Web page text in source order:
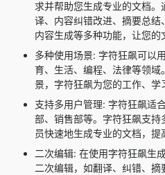
求并帮助您生成专业的文档
译、内容纠错改进、摘要总
内容生成等多种功能，让您的
多种使用场景: 字符狂飙可以
育、生活、编程、法律等领
景，字符狂飙为您的工作、学
支持多用户管理: 字符狂飙适
部、销售部等。字符狂飙支
员快速地生成专业的文档，提
二次编辑: 在使用字符狂飙生
二次编辑，如翻译、纠错、